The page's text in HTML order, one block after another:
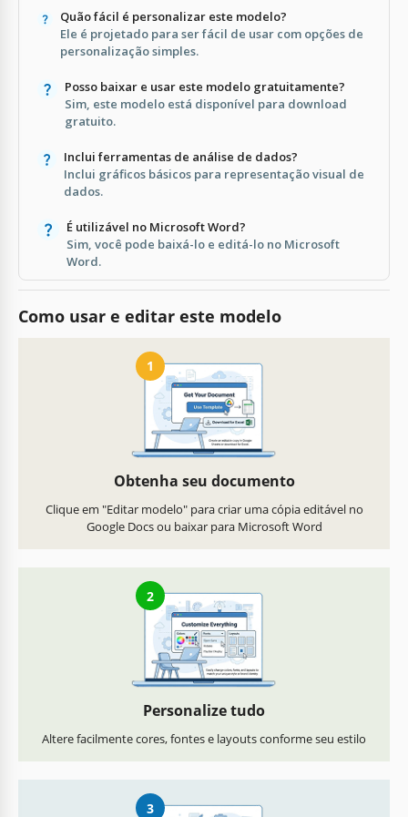
Quão fácil é personalizar este modelo?
Ele é projetado para ser fácil de usar com opções de
personalização simples.
Posso baixar e usar este modelo gratuitamente?
Sim, este modelo está disponível para download
gratuito.
Inclui ferramentas de análise de dados?
Inclui gráficos básicos para representação visual de
dados.
É utilizável no Microsoft Word?
Sim, você pode baixá-lo e editá-lo no Microsoft
Word.
Como usar e editar este modelo
1
Obtenha seu documento
Clique em "Editar modelo" para criar uma cópia editável no
Google Docs ou baixar para Microsoft Word
2
Personalize tudo
Altere facilmente cores, fontes e layouts conforme seu estilo
3